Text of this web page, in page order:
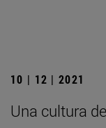
10 | 12 | 2021
Una cultura